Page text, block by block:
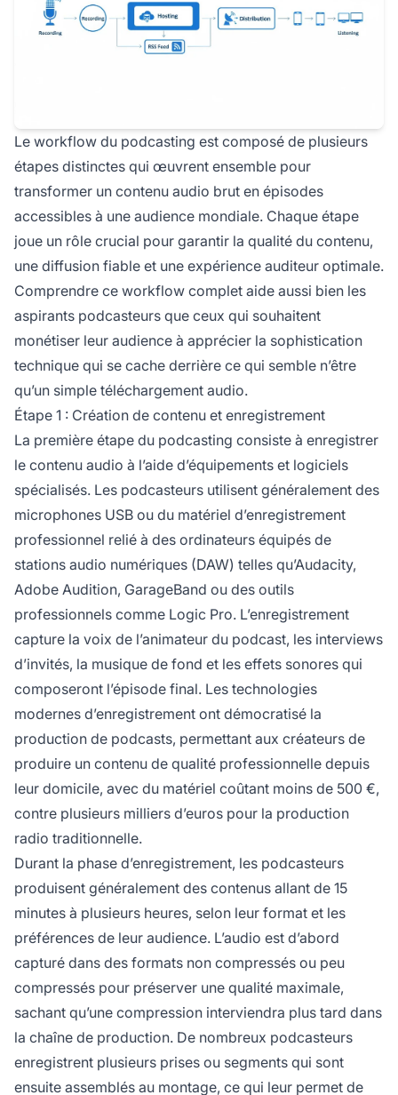
Le workflow du podcasting est composé de plusieurs
étapes distinctes qui œuvrent ensemble pour
transformer un contenu audio brut en épisodes
accessibles à une audience mondiale. Chaque étape
joue un rôle crucial pour garantir la qualité du contenu,
une diffusion fiable et une expérience auditeur optimale.
Comprendre ce workflow complet aide aussi bien les
aspirants podcasteurs que ceux qui souhaitent
monétiser leur audience à apprécier la sophistication
technique qui se cache derrière ce qui semble n’être
qu’un simple téléchargement audio.
Étape 1 : Création de contenu et enregistrement
La première étape du podcasting consiste à enregistrer
le contenu audio à l’aide d’équipements et logiciels
spécialisés. Les podcasteurs utilisent généralement des
microphones USB ou du matériel d’enregistrement
professionnel relié à des ordinateurs équipés de
stations audio numériques (DAW) telles qu’Audacity,
Adobe Audition, GarageBand ou des outils
professionnels comme Logic Pro. L’enregistrement
capture la voix de l’animateur du podcast, les interviews
d’invités, la musique de fond et les effets sonores qui
composeront l’épisode final. Les technologies
modernes d’enregistrement ont démocratisé la
production de podcasts, permettant aux créateurs de
produire un contenu de qualité professionnelle depuis
leur domicile, avec du matériel coûtant moins de 500 €,
contre plusieurs milliers d’euros pour la production
radio traditionnelle.
Durant la phase d’enregistrement, les podcasteurs
produisent généralement des contenus allant de 15
minutes à plusieurs heures, selon leur format et les
préférences de leur audience. L’audio est d’abord
capturé dans des formats non compressés ou peu
compressés pour préserver une qualité maximale,
sachant qu’une compression interviendra plus tard dans
la chaîne de production. De nombreux podcasteurs
enregistrent plusieurs prises ou segments qui sont
ensuite assemblés au montage, ce qui leur permet de